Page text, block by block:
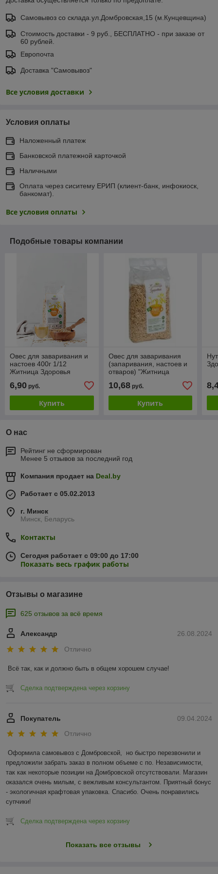
Самовывоз со склада.ул.Домбровская,15 (м.Кунцевщина)
Стоимость доставки - 9 руб., БЕСПЛАТНО - при заказе от
60 рублей.
Европочта
Доставка "Самовывоз"
Все условия доставки
Условия оплаты
Наложенный платеж
Банковской платежной карточкой
Наличными
Оплата через сиситему ЕРИП (клиент-банк, инфокиоск,
банкомат).
Все условия оплаты
Подобные товары компании
Овес для заваривания и
настоев 400г 1/12
Житница Здоровья
6,90 руб.
Купить
Овес для заваривания
(запаривания, настоев и
отваров) "Житница
10,68руб.
Купить
О нас
Рейтинг не сформирован
Менее 5 отзывов за последний год
Компания продает на Deal.by
Работает с 05.02.2013
г. Минск
Минск, Беларусь
Контакты
Сегодня работает с 09:00 до 17:00
Показать весь график работы
Отзывы о магазине
625 отзывов за всё время
26.08.2024
Александр
Отлично
Всё так, как и должно быть в общем хорошем случае!
Сделка подтверждена через корзину
09.04.2024
Покупатель
Отлично
Оформила самовывоз с Домбровской,  но быстро перезвонили и
предложили забрать заказ в полном объеме с по. Независимости,
так как некоторые позиции на Домбровской отсутствовали. Магазин
оказался очень милым, с вежливым консультантом. Приятный бонус
- экологичная крафтовая упаковка. Спасибо. Очень понравились
супчики!
Сделка подтверждена через корзину
Показать все отзывы